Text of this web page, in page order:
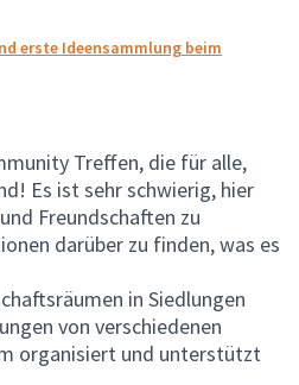
erste Ideensammlung beim
Treffen, die für alle,
Es ist sehr schwierig, hier
Freundschaften zu
darüber zu finden, was es
in Siedlungen
von verschiedenen
organisiert und unterstützt